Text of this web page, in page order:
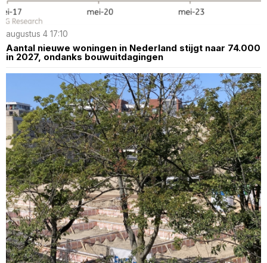
augustus 4 17:10
Aantal nieuwe woningen in Nederland stijgt naar 74.000
in 2027, ondanks bouwuitdagingen